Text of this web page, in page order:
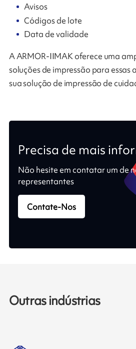
Avisos
Códigos de lote
Data de validade
A ARMOR-IIMAK oferece uma
soluções de impressão para essas
sua solução de impressão de
Precisa de mais
Não hesite em contatar um de
representantes
Contate-Nos
Outras indústrias